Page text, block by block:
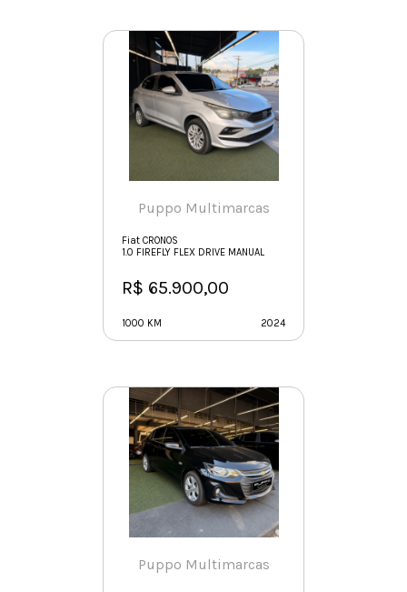
Puppo Multimarcas
Fiat CRONOS
1.0 FIREFLY FLEX DRIVE MANUAL
R$ 65.900,00
1000 KM 2024
Puppo Multimarcas